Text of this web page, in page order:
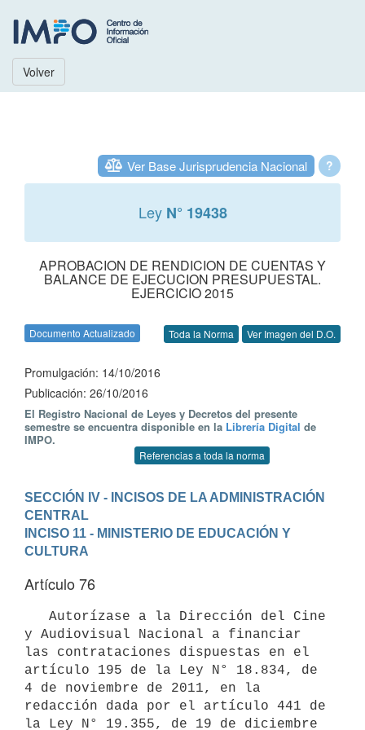
Volver
?
Ver Base Jurisprudencia Nacional
Ley N° 19438
APROBACION DE RENDICION DE CUENTAS Y
BALANCE DE EJECUCION PRESUPUESTAL.
EJERCICIO 2015
Documento Actualizado Toda la Norma Ver Imagen del D.O.
Promulgación: 14/10/2016
Publicación: 26/10/2016
El Registro Nacional de Leyes y Decretos del presente
semestre se encuentra disponible en la Librería Digital de
IMPO.
Referencias a toda la norma
SECCIÓN IV - INCISOS DE LA ADMINISTRACIÓN
CENTRAL
INCISO 11 - MINISTERIO DE EDUCACIÓN Y
CULTURA
Artículo 76
y Audiovisual Nacional a financiar
las contrataciones dispuestas en el
artículo 195 de la Ley N° 18.834, de
4 de noviembre de 2011, en la
redacción dada por el artículo 441 de
la Ley N° 19.355, de 19 de diciembre